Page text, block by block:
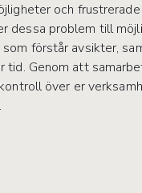
och
dessa problem till
förstår avsikter,
tid. Genom att
över er